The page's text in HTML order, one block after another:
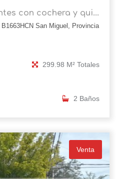
con cochera y qui...
San Miguel, Provincia
299.98 M² Totales
2 Baños
Venta